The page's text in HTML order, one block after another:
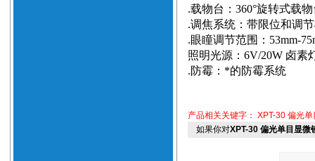
.载物台： 360°旋转式载
.调焦系统：带限位和调
.眼瞳调节范围： 53mm-
照明光源： 6V/20W 卤素
.防霉：*的防霉系统
产品相关关键字： XPT-30 偏光
如果你对XPT-30 偏光单目显微